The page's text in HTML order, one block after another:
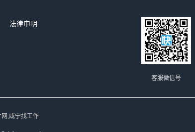
法律申明
客服微信号
,咸宁找工作